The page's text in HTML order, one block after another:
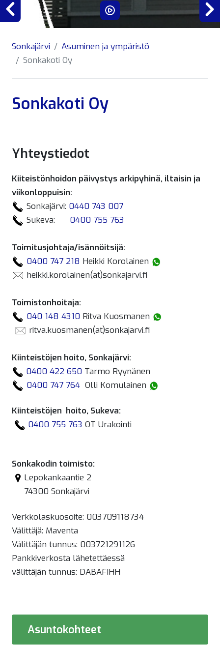
Sonkajärvi
Asuminen ja ympäristö
Sonkakoti Oy
Sonkakoti Oy
Yhteystiedot
Kiiteistönhoidon päivystys arkipyhinä, iltaisin ja
viikonloppuisin:
Sonkajärvi: 0440 743 007
Sukeva: 0400 755 763
Toimitusjohtaja/isännöitsijä:
0400 747 218 Heikki Korolainen
heikki.korolainen(at)sonkajarvi.fi
Toimistonhoitaja:
040 148 4310 Ritva Kuosmanen
ritva.kuosmanen(at)sonkajarvi.fi
Kiinteistöjen hoito, Sonkajärvi:
0400 422 650 Tarmo Ryynänen
0400 747 764 Olli Komulainen
Kiinteistöjen hoito, Sukeva:
0400 755 763 OT Urakointi
Sonkakodin toimisto:
Lepokankaantie 2
74300 Sonkajärvi
Verkkolaskuosoite: 003709118734
Välittäjä: Maventa
Välittäjän tunnus: 003721291126
Pankkiverkosta lähetettäessä
välittäjän tunnus: DABAFIHH
Asuntokohteet